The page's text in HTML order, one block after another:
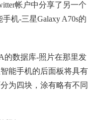
帐户中分享了另一个
机-三星Galaxy A70s的
的数据库-照片在那里发
能手机的后面板将具有
为四块，涂有略有不同